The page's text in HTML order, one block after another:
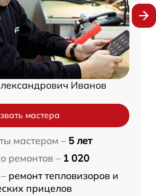
Иванов
мастера
мастером – 5 лет
ремонтов – 1 020
ремонт тепловизоров и
прицелов